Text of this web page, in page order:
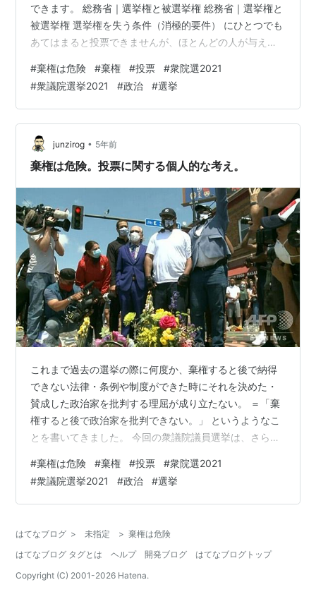
できます。 総務省｜選挙権と被選挙権 総務省｜選挙権と
被選挙権 選挙権を失う条件（消極的要件） にひとつでも
あてはまると投票できませんが、ほとんどの人が与えら
て政治に態度・考え・意見を示すのは、まさしく「投
票」しかありません。 棄権せず、白票も避け、ご自身で
よく考え、ご自身の一番近い候補者・政党に投票してく
ださい！ もちろんのことながら、ほかの有権者と違って
も当然です。ご自身の政治への態度・考え・意見を示し
てください！ 投票すること自体が重…
#棄権は危険 #棄権 #投票 #衆院選2021
#衆議院選挙2021 #政治 #選挙
junzirog • 5年前
棄権は危険。投票に関する個人的な考え。
これまで過去の選挙の際に何度か、棄権すると後で納得
できない法律・条例や制度ができた時にそれを決めた・
賛成した政治家を批判する理屈が成り立たない。 ＝「棄
権すると後で政治家を批判できない。」 というようなこ
とを書いてきました。 今回の衆議院議員選挙は、さらに
のではないか。この先のコロナ禍を生き抜くためにどの
ような方法で政治は国民の命を守るのか。そのように考
えると、先日も書きましたが、 棄権は危険（真面目に書
かもしれません。「投票しないと死んでしまう」ぐらい
に思っておいてもいいのかもしれません。…
#棄権は危険 #棄権 #投票 #衆院選2021
#衆議院選挙2021 #政治 #選挙
はてなブログ > 未指定 > 棄権は危険
はてなブログ タグとは
ヘルプ 開発ブログ
はてなブログトップ
Copyright (C) 2001-2026 Hatena.